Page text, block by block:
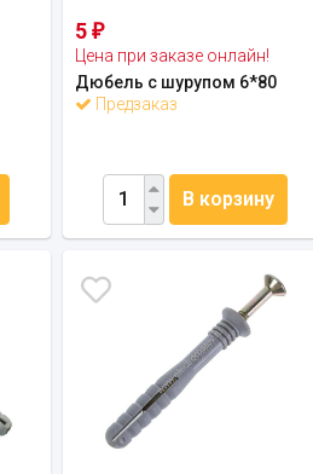
5₽
Цена при заказе онлайн!
Дюбель с шурупом 6*80
Предзаказ
В корзину